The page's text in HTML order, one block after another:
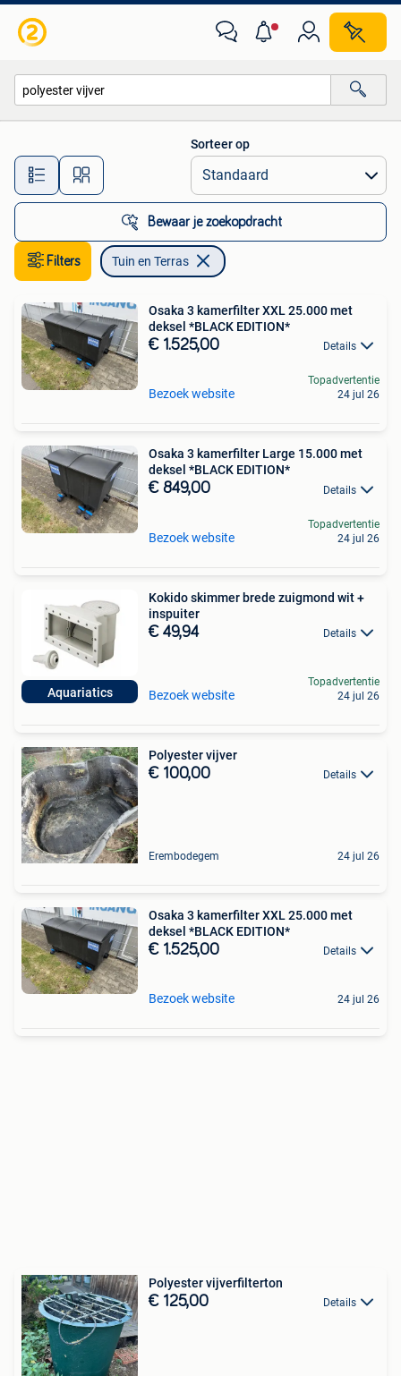
Alle afstanden…
Sorteer op
Bewaar je zoekopdracht
Filters Tuin en Terras
Osaka 3 kamerfilter XXL 25.000 met
deksel *BLACK EDITION*
€ 1.525,00 Details
Bezoek website
Topadvertentie
24 jul 26
Osaka 3 kamerfilter Large 15.000 met
deksel *BLACK EDITION*
€ 849,00 Details
Bezoek website
Topadvertentie
24 jul 26
Aquariatics
Kokido skimmer brede zuigmond wit +
inspuiter
€ 49,94 Details
Bezoek website
Topadvertentie
24 jul 26
Polyester vijver
€ 100,00 Details
Erembodegem 24 jul 26
Osaka 3 kamerfilter XXL 25.000 met
deksel *BLACK EDITION*
€ 1.525,00 Details
Bezoek website 24 jul 26
Polyester vijverfilterton
€ 125,00 Details